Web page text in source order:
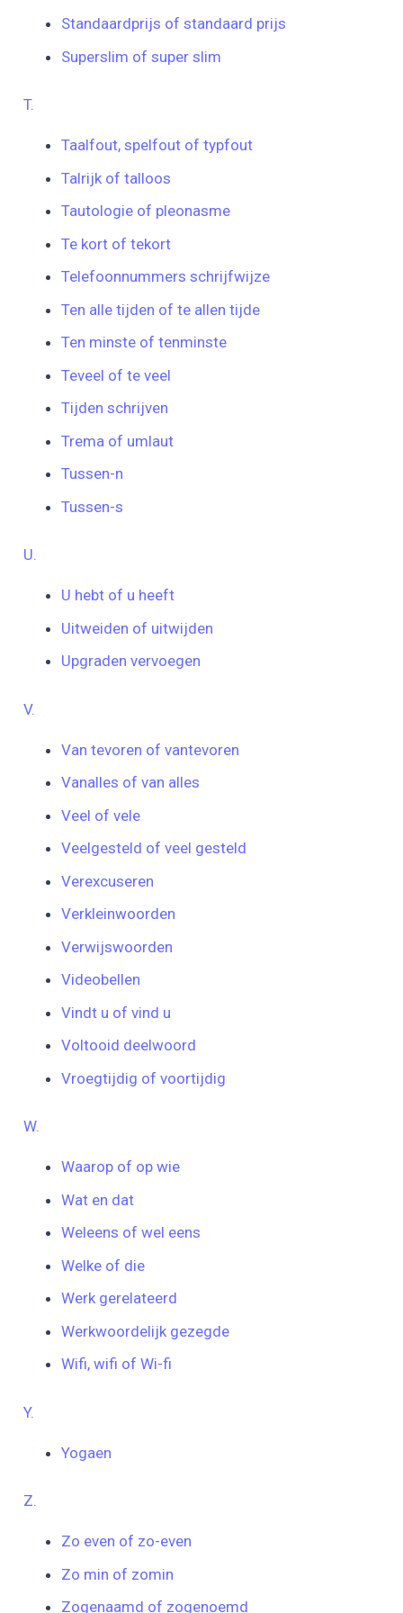
Standaardprijs of standaard prijs
Superslim of super slim
T.
Taalfout, spelfout of typfout
Talrijk of talloos
Tautologie of pleonasme
Te kort of tekort
Telefoonnummers schrijfwijze
Ten alle tijden of te allen tijde
Ten minste of tenminste
Teveel of te veel
Tijden schrijven
Trema of umlaut
Tussen-n
Tussen-s
U.
U hebt of u heeft
Uitweiden of uitwijden
Upgraden vervoegen
V.
Van tevoren of vantevoren
Vanalles of van alles
Veel of vele
Veelgesteld of veel gesteld
Verexcuseren
Verkleinwoorden
Verwijswoorden
Videobellen
Vindt u of vind u
Voltooid deelwoord
Vroegtijdig of voortijdig
W.
Waarop of op wie
Wat en dat
Weleens of wel eens
Welke of die
Werk gerelateerd
Werkwoordelijk gezegde
Wifi, wifi of Wi-fi
Y.
Yogaen
Z.
Zo even of zo-even
Zo min of zomin
Zogenaamd of zogenoemd